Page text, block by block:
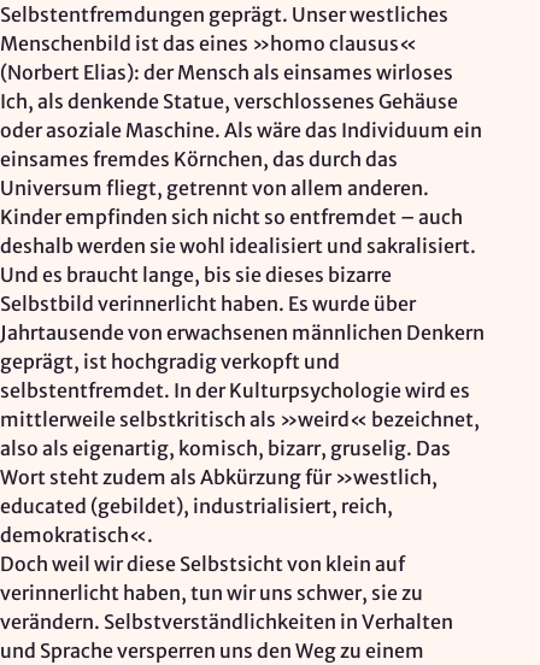
Selbstentfremdungen geprägt. Unser westliches
Menschenbild ist das eines »homo clausus«
(Norbert Elias): der Mensch als einsames wirloses
Ich, als denkende Statue, verschlossenes Gehäuse
oder asoziale Maschine. Als wäre das Individuum ein
einsames fremdes Körnchen, das durch das
Universum fliegt, getrennt von allem anderen.
Kinder empfinden sich nicht so entfremdet – auch
deshalb werden sie wohl idealisiert und sakralisiert.
Und es braucht lange, bis sie dieses bizarre
Selbstbild verinnerlicht haben. Es wurde über
Jahrtausende von erwachsenen männlichen Denkern
geprägt, ist hochgradig verkopft und
selbstentfremdet. In der Kulturpsychologie wird es
mittlerweile selbstkritisch als »weird« bezeichnet,
also als eigenartig, komisch, bizarr, gruselig. Das
Wort steht zudem als Abkürzung für »westlich,
educated (gebildet), industrialisiert, reich,
demokratisch«.
Doch weil wir diese Selbstsicht von klein auf
verinnerlicht haben, tun wir uns schwer, sie zu
verändern. Selbstverständlichkeiten in Verhalten
und Sprache versperren uns den Weg zu einem